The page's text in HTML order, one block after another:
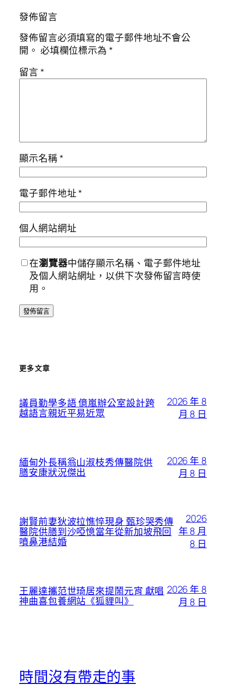
發佈留言
發佈留言必須填寫的電子郵件地址不會公
開。 必填欄位標示為*
留言*
顯示名稱*
電子郵件地址*
個人網站網址
在瀏覽器中儲存顯示名稱、電子郵件地址
及個人網站網址，以供下次發佈留言時使
用。
更多文章
議員勤學多語 億嵐辦公室設計跨
越語言親近平易近眾
2026 年 8
月 8 日
緬甸外長稱翁山淑枝秀傳醫院供
膳安康狀況傑出
2026 年 8
月 8 日
謝賢前妻狄波拉憔悴現身 甄珍哭秀傳
醫院供膳到沙啞憶當年從新加坡飛回
噴鼻港結婚
2026
年 8 月
8 日
王麗達攜范世琦居來提鬧元宵 獻唱
神曲喜包養網站《狐貍叫》
2026 年 8
月 8 日
時間沒有帶走的事